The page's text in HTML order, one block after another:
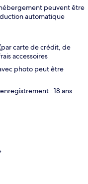
peuvent être
automatique
carte de crédit, de
accessoires
photo peut être
: 18 ans